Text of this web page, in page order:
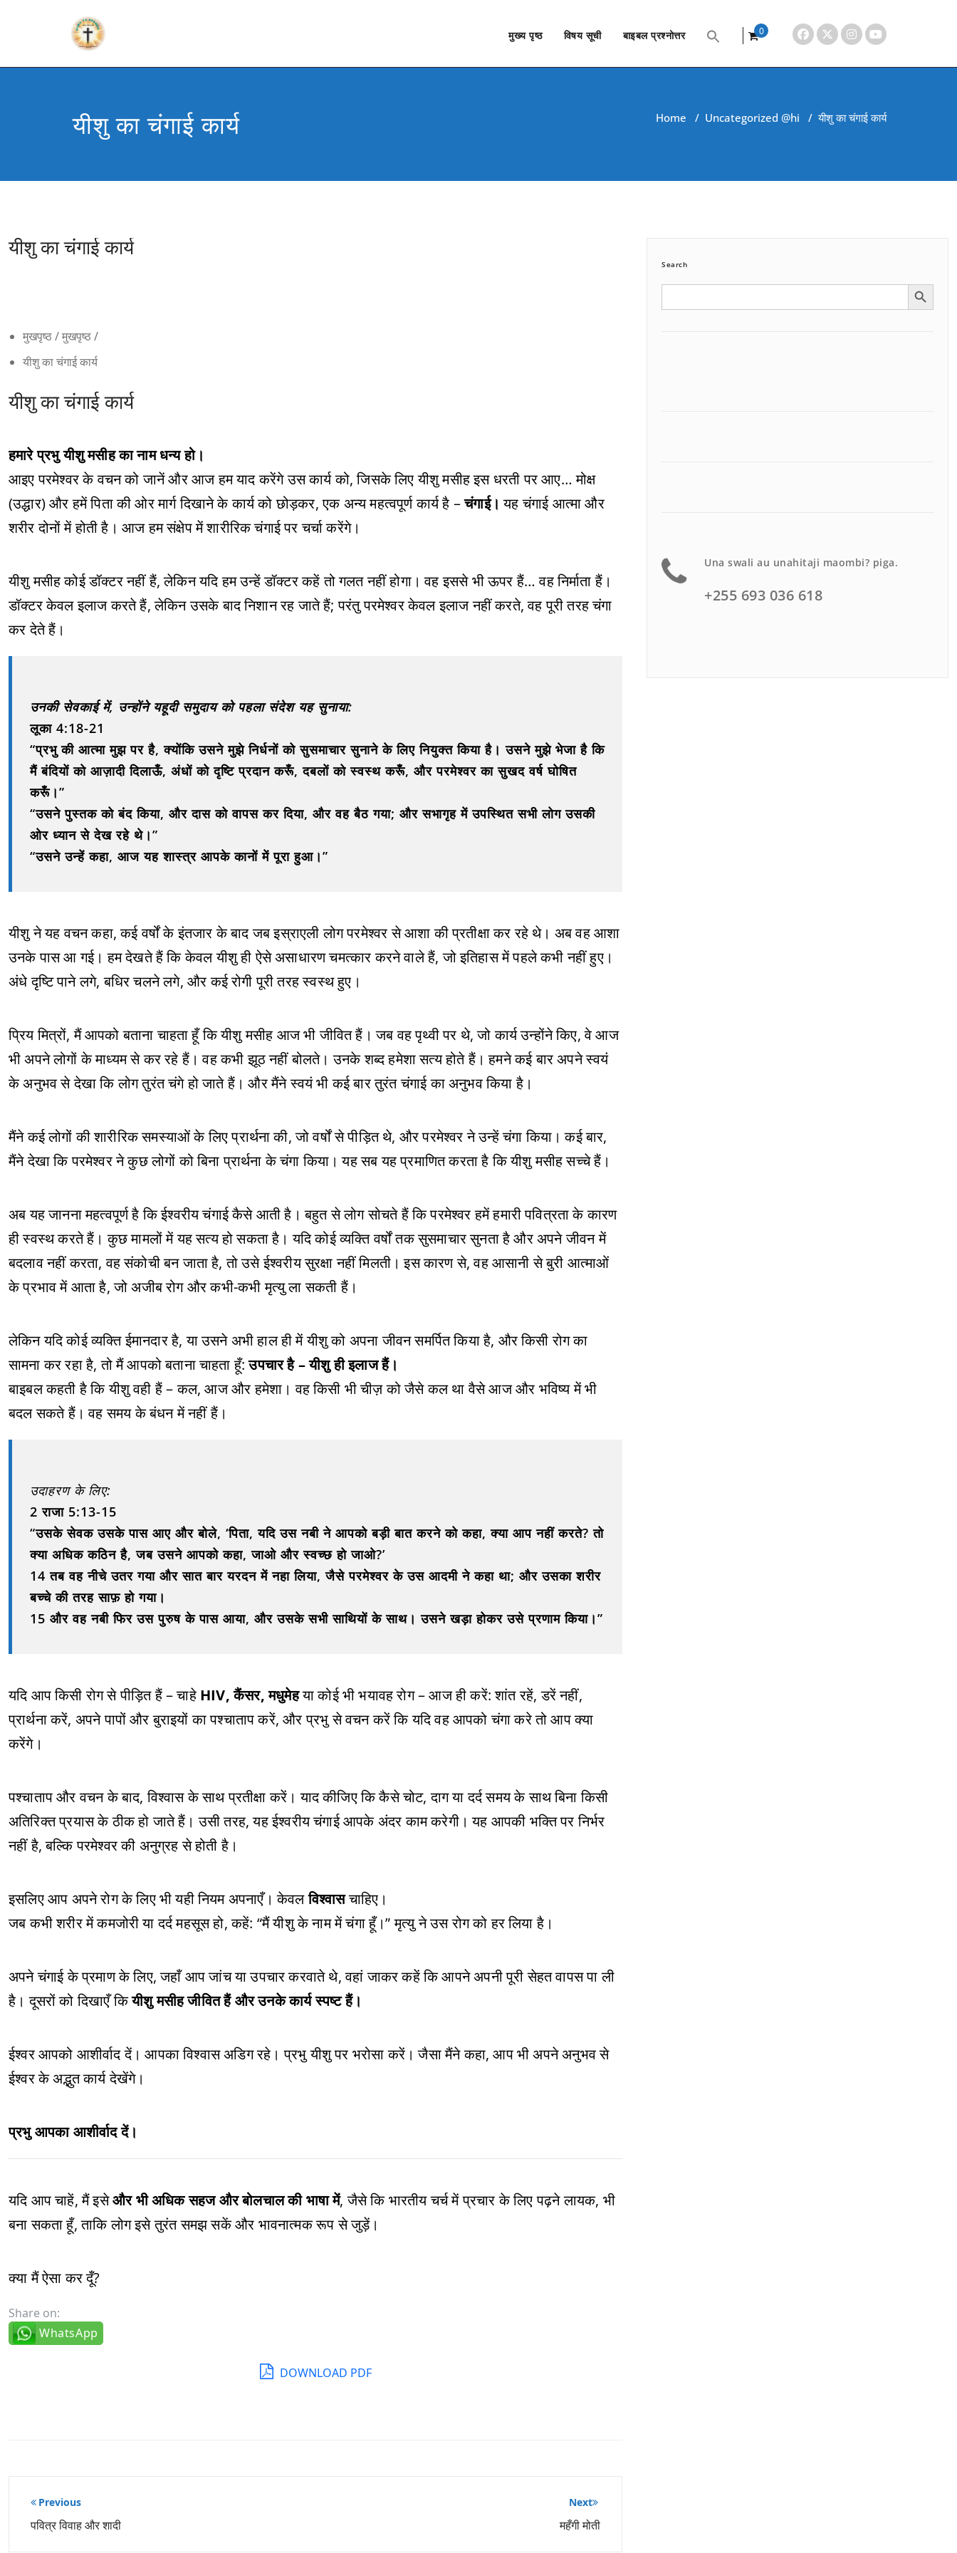
मुख्य पृष्ठ विषय सूची बाइबल प्रश्नोत्तर
0
यीशु का चंगाई कार्य Home / Uncategorized @hi /यीशु का चंगाई कार्य
यीशु का चंगाई कार्य
मुखपृष्ठ/मुखपृष्ठ/
यीशु का चंगाई कार्य
यीशु का चंगाई कार्य
हमारे प्रभु यीशु मसीह का नाम धन्य हो।
आइए परमेश्वर के वचन को जानें और आज हम याद करेंगे उस कार्य को, जिसके लिए यीशु मसीह इस धरती पर आए… मोक्ष
(उद्धार) और हमें पिता की ओर मार्ग दिखाने के कार्य को छोड़कर, एक अन्य महत्वपूर्ण कार्य है –चंगाई। यह चंगाई आत्मा और
शरीर दोनों में होती है। आज हम संक्षेप में शारीरिक चंगाई पर चर्चा करेंगे।
यीशु मसीह कोई डॉक्टर नहीं हैं, लेकिन यदि हम उन्हें डॉक्टर कहें तो गलत नहीं होगा। वह इससे भी ऊपर हैं… वह निर्माता हैं।
डॉक्टर केवल इलाज करते हैं, लेकिन उसके बाद निशान रह जाते हैं; परंतु परमेश्वर केवल इलाज नहीं करते, वह पूरी तरह चंगा
कर देते हैं।
उनकी सेवकाई में, उन्होंने यहूदी समुदाय को पहला संदेश यह सुनाया:
लूका 4:18-21
“प्रभु की आत्मा मुझ पर है, क्योंकि उसने मुझे निर्धनों को सुसमाचार सुनाने के लिए नियुक्त किया है। उसने मुझे भेजा है कि
मैं बंदियों को आज़ादी दिलाऊँ, अंधों को दृष्टि प्रदान करूँ, दबलों को स्वस्थ करूँ, और परमेश्वर का सुखद वर्ष घोषित
करूँ।”
“उसने पुस्तक को बंद किया, और दास को वापस कर दिया, और वह बैठ गया; और सभागृह में उपस्थित सभी लोग उसकी
ओर ध्यान से देख रहे थे।”
“उसने उन्हें कहा, आज यह शास्त्र आपके कानों में पूरा हुआ।”
यीशु ने यह वचन कहा, कई वर्षों के इंतजार के बाद जब इस्राएली लोग परमेश्वर से आशा की प्रतीक्षा कर रहे थे। अब वह आशा
उनके पास आ गई। हम देखते हैं कि केवल यीशु ही ऐसे असाधारण चमत्कार करने वाले हैं, जो इतिहास में पहले कभी नहीं हुए।
अंधे दृष्टि पाने लगे, बधिर चलने लगे, और कई रोगी पूरी तरह स्वस्थ हुए।
प्रिय मित्रों, मैं आपको बताना चाहता हूँ कि यीशु मसीह आज भी जीवित हैं। जब वह पृथ्वी पर थे, जो कार्य उन्होंने किए, वे आज
भी अपने लोगों के माध्यम से कर रहे हैं। वह कभी झूठ नहीं बोलते। उनके शब्द हमेशा सत्य होते हैं। हमने कई बार अपने स्वयं
के अनुभव से देखा कि लोग तुरंत चंगे हो जाते हैं। और मैंने स्वयं भी कई बार तुरंत चंगाई का अनुभव किया है।
मैंने कई लोगों की शारीरिक समस्याओं के लिए प्रार्थना की, जो वर्षों से पीड़ित थे, और परमेश्वर ने उन्हें चंगा किया। कई बार,
मैंने देखा कि परमेश्वर ने कुछ लोगों को बिना प्रार्थना के चंगा किया। यह सब यह प्रमाणित करता है कि यीशु मसीह सच्चे हैं।
अब यह जानना महत्वपूर्ण है कि ईश्वरीय चंगाई कैसे आती है। बहुत से लोग सोचते हैं कि परमेश्वर हमें हमारी पवित्रता के कारण
ही स्वस्थ करते हैं। कुछ मामलों में यह सत्य हो सकता है। यदि कोई व्यक्ति वर्षों तक सुसमाचार सुनता है और अपने जीवन में
बदलाव नहीं करता, वह संकोची बन जाता है, तो उसे ईश्वरीय सुरक्षा नहीं मिलती। इस कारण से, वह आसानी से बुरी आत्माओं
के प्रभाव में आता है, जो अजीब रोग और कभी-कभी मृत्यु ला सकती हैं।
लेकिन यदि कोई व्यक्ति ईमानदार है, या उसने अभी हाल ही में यीशु को अपना जीवन समर्पित किया है, और किसी रोग का
सामना कर रहा है, तो मैं आपको बताना चाहता हूँ:उपचार है – यीशु ही इलाज हैं।
बाइबल कहती है कि यीशु वही हैं – कल, आज और हमेशा। वह किसी भी चीज़ को जैसे कल था वैसे आज और भविष्य में भी
बदल सकते हैं। वह समय के बंधन में नहीं हैं।
उदाहरण के लिए:
2 राजा 5:13-15
“उसके सेवक उसके पास आए और बोले, ‘पिता, यदि उस नबी ने आपको बड़ी बात करने को कहा, क्या आप नहीं करते? तो
क्या अधिक कठिन है, जब उसने आपको कहा, जाओ और स्वच्छ हो जाओ?’
14 तब वह नीचे उतर गया और सात बार यरदन में नहा लिया, जैसे परमेश्वर के उस आदमी ने कहा था; और उसका शरीर
बच्चे की तरह साफ़ हो गया।
15 और वह नबी फिर उस पुरुष के पास आया, और उसके सभी साथियों के साथ। उसने खड़ा होकर उसे प्रणाम किया।”
यदि आप किसी रोग से पीड़ित हैं – चाहे HIV, कैंसर, मधुमेहया कोई भी भयावह रोग – आज ही करें: शांत रहें, डरें नहीं,
प्रार्थना करें, अपने पापों और बुराइयों का पश्चाताप करें, और प्रभु से वचन करें कि यदि वह आपको चंगा करे तो आप क्या
करेंगे।
पश्चाताप और वचन के बाद, विश्वास के साथ प्रतीक्षा करें। याद कीजिए कि कैसे चोट, दाग या दर्द समय के साथ बिना किसी
अतिरिक्त प्रयास के ठीक हो जाते हैं। उसी तरह, यह ईश्वरीय चंगाई आपके अंदर काम करेगी। यह आपकी भक्ति पर निर्भर
नहीं है, बल्कि परमेश्वर की अनुग्रह से होती है।
इसलिए आप अपने रोग के लिए भी यही नियम अपनाएँ। केवलविश्वासचाहिए।
जब कभी शरीर में कमजोरी या दर्द महसूस हो, कहें: “मैं यीशु के नाम में चंगा हूँ।” मृत्यु ने उस रोग को हर लिया है।
अपने चंगाई के प्रमाण के लिए, जहाँ आप जांच या उपचार करवाते थे, वहां जाकर कहें कि आपने अपनी पूरी सेहत वापस पा ली
है। दूसरों को दिखाएँ कियीशु मसीह जीवित हैं और उनके कार्य स्पष्ट हैं।
ईश्वर आपको आशीर्वाद दें। आपका विश्वास अडिग रहे। प्रभु यीशु पर भरोसा करें। जैसा मैंने कहा, आप भी अपने अनुभव से
ईश्वर के अद्भुत कार्य देखेंगे।
प्रभु आपका आशीर्वाद दें।
यदि आप चाहें, मैं इसेऔर भी अधिक सहज और बोलचाल की भाषा में, जैसे कि भारतीय चर्च में प्रचार के लिए पढ़ने लायक, भी
बना सकता हूँ, ताकि लोग इसे तुरंत समझ सकें और भावनात्मक रूप से जुड़ें।
क्या मैं ऐसा कर दूँ?
Share on:
WhatsApp
DOWNLOAD PDF
पोस्ट
नेविगेशन
Previous
पवित्र विवाह और शादी
Next
महँगी मोती
Search
Search Search Button
Una swali au unahitaji maombi? piga.
+255 693 036 618